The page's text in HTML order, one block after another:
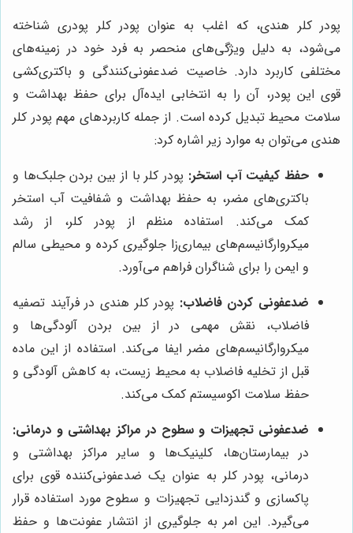
پودر کلر هندی، که اغلب به عنوان پودر کلر پودری شناخته
می‌شود، به دلیل ویژگی‌های منحصر به فرد خود در زمینه‌های
مختلفی کاربرد دارد. خاصیت ضدعفونی‌کنندگی و باکتری‌کشی
قوی این پودر، آن را به انتخابی ایده‌آل برای حفظ بهداشت و
سلامت محیط تبدیل کرده است. از جمله کاربردهای مهم پودر کلر
هندی می‌توان به موارد زیر اشاره کرد:
حفظ کیفیت آب استخر: پودر کلر با از بین بردن جلبک‌ها و
باکتری‌های مضر، به حفظ بهداشت و شفافیت آب استخر
کمک می‌کند. استفاده منظم از پودر کلر، از رشد
میکروارگانیسم‌های بیماری‌زا جلوگیری کرده و محیطی سالم
و ایمن را برای شناگران فراهم می‌آورد.
ضدعفونی کردن فاضلاب: پودر کلر هندی در فرآیند تصفیه
فاضلاب، نقش مهمی در از بین بردن آلودگی‌ها و
میکروارگانیسم‌های مضر ایفا می‌کند. استفاده از این ماده
قبل از تخلیه فاضلاب به محیط زیست، به کاهش آلودگی و
حفظ سلامت اکوسیستم کمک می‌کند.
ضدعفونی تجهیزات و سطوح در مراکز بهداشتی و درمانی:
در بیمارستان‌ها، کلینیک‌ها و سایر مراکز بهداشتی و
درمانی، پودر کلر به عنوان یک ضدعفونی‌کننده قوی برای
پاکسازی و گندزدایی تجهیزات و سطوح مورد استفاده قرار
می‌گیرد. این امر به جلوگیری از انتشار عفونت‌ها و حفظ